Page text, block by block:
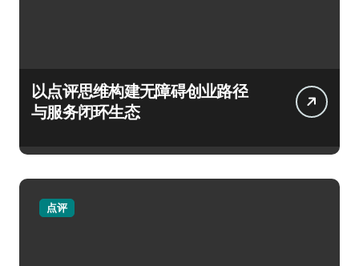
以点评思维构建无障碍创业路径
与服务闭环生态
点评